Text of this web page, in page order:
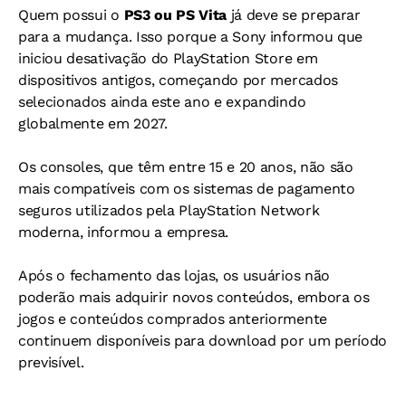
Quem possui o PS3 ou PS Vita já deve se preparar
para a mudança. Isso porque a Sony informou que
iniciou desativação do PlayStation Store em
dispositivos antigos, começando por mercados
selecionados ainda este ano e expandindo
globalmente em 2027.
Os consoles, que têm entre 15 e 20 anos, não são
mais compatíveis com os sistemas de pagamento
seguros utilizados pela PlayStation Network
moderna, informou a empresa.
Após o fechamento das lojas, os usuários não
poderão mais adquirir novos conteúdos, embora os
jogos e conteúdos comprados anteriormente
continuem disponíveis para download por um período
previsível.